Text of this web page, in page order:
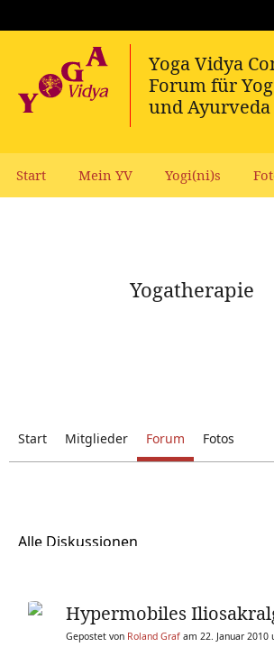
Start Mein YV Yogi(ni)s
Yogatherapie
Start Mitglieder Forum Fotos
Alle Diskussionen
Hypermobiles
Gepostet von Roland Graf am 22. Januar 2010